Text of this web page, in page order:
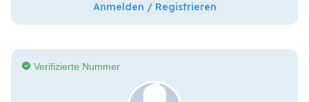
Anmelden / Registrieren
Verifizierte Nummer